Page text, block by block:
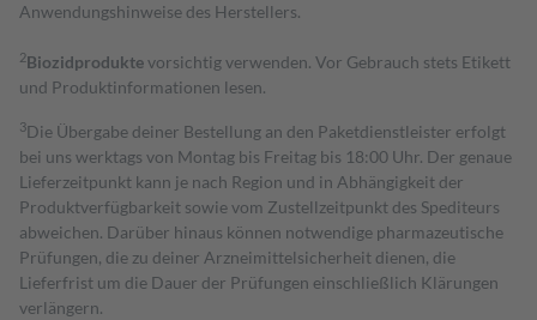
Anwendungshinweise des Herstellers.
2Biozidproduktevorsichtig verwenden. Vor Gebrauch stets Etikett
und Produktinformationen lesen.
3Die Übergabe deiner Bestellung an den Paketdienstleister erfolgt
bei uns werktags von Montag bis Freitag bis 18:00 Uhr. Der genaue
Lieferzeitpunkt kann je nach Region und in Abhängigkeit der
Produktverfügbarkeit sowie vom Zustellzeitpunkt des Spediteurs
abweichen. Darüber hinaus können notwendige pharmazeutische
Prüfungen, die zu deiner Arzneimittelsicherheit dienen, die
Lieferfrist um die Dauer der Prüfungen einschließlich Klärungen
verlängern.